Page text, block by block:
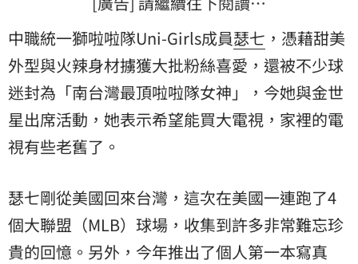
中職統一獅啦啦隊Uni-Girls成員瑟七 ，憑藉甜美
外型與火辣身材擄獲大批粉絲喜愛，還被不少球
迷封為「南台灣最頂啦啦隊女神」，今她與金世
星出席活動，她表示希望能買大電視，家裡的電
視有些老舊了。
瑟七剛從美國回來台灣，這次在美國一連跑了4
個大聯盟（MLB）球場，收集到許多非常難忘珍
貴的回憶。另外，今年推出了個人第一本寫真